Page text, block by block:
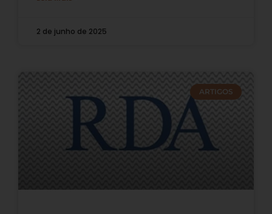
2 de junho de 2025
ARTIGOS